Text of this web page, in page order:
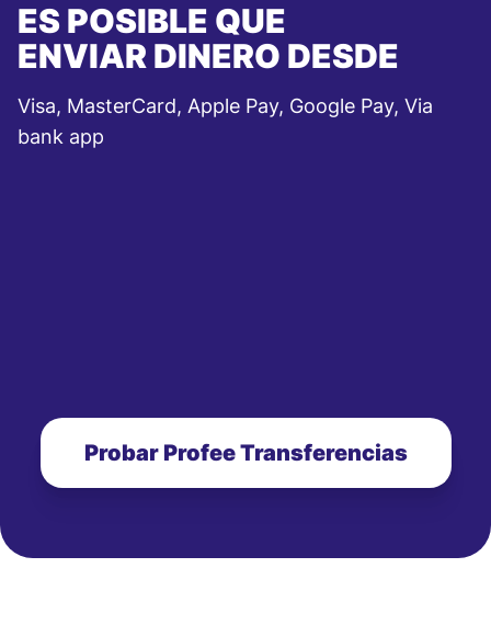
ES POSIBLE QUE
ENVIAR DINERO DESDE
Visa, MasterCard, Apple Pay, Google Pay, Via
bank app
Probar Profee Transferencias